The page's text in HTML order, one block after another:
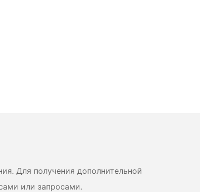
Для получения дополнительной
или запросами.